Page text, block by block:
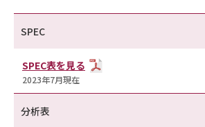
SPEC
SPEC表を見る
2023年7月現在
分析表